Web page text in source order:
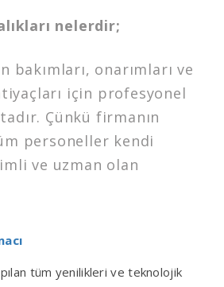
nelerdir;
bakımları, onarımları ve
için profesyonel
Çünkü firmanın
personeller kendi
ve uzman olan
tüm yenilikleri ve teknolojik